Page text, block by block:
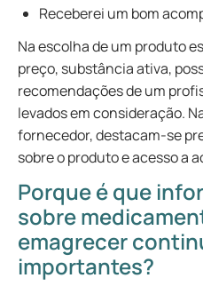
Receberei um bom
Na escolha de um produto
preço, substância ativa,
recomendações de um
levados em consideração.
fornecedor, destacam-se
sobre o produto e acesso a
Porque é que
sobre
emagrecer
importantes?